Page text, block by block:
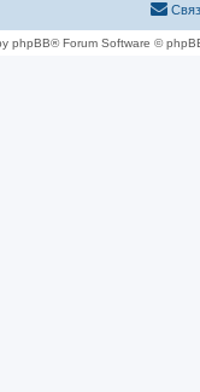
phpBB® Forum Software ©